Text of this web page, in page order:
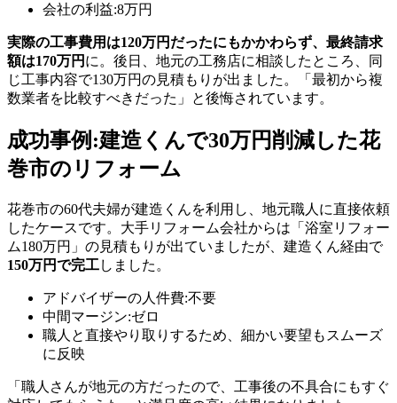
会社の利益:8万円
実際の工事費用は120万円だったにもかかわらず、最終請求
額は170万円 に。後日、地元の工務店に相談したところ、同
じ工事内容で130万円の見積もりが出ました。「最初から複
数業者を比較すべきだった」と後悔されています。
成功事例:建造くんで30万円削減した花
巻市のリフォーム
花巻市の60代夫婦が建造くんを利用し、地元職人に直接依頼
したケースです。大手リフォーム会社からは「浴室リフォー
ム180万円」の見積もりが出ていましたが、建造くん経由で
150万円で完工しました。
アドバイザーの人件費:不要
中間マージン:ゼロ
職人と直接やり取りするため、細かい要望もスムーズ
に反映
「職人さんが地元の方だったので、工事後の不具合にもすぐ